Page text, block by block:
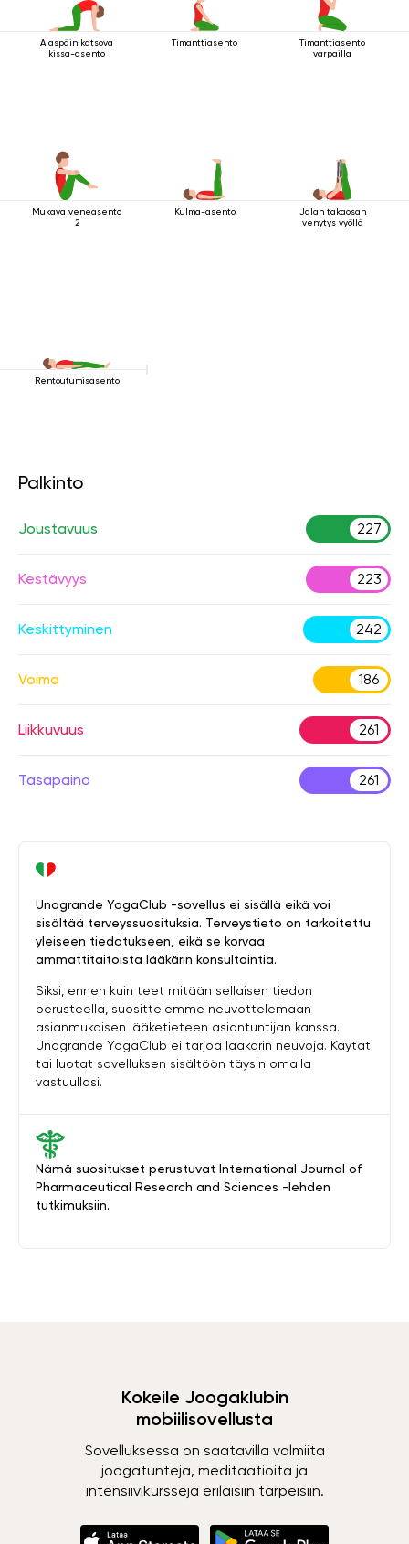
Alaspäin katsova
kissa-asento
Timanttiasento
Timanttiasento
varpailla
Mukava veneasento
2
Kulma-asento
Jalan takaosan
venytys vyöllä
Rentoutumisasento
Palkinto
Joustavuus 227
Kestävyys 223
Keskittyminen 242
Voima 186
Liikkuvuus 261
Tasapaino 261
Nämä suositukset perustuvat International Journal of
Pharmaceutical Research and Sciences -lehden
tutkimuksiin.
Unagrande YogaClub -sovellus ei sisällä eikä voi
sisältää terveyssuosituksia. Terveystieto on tarkoitettu
yleiseen tiedotukseen, eikä se korvaa
ammattitaitoista lääkärin konsultointia.
Siksi, ennen kuin teet mitään sellaisen tiedon
perusteella, suosittelemme neuvottelemaan
asianmukaisen lääketieteen asiantuntijan kanssa.
Unagrande YogaClub ei tarjoa lääkärin neuvoja. Käytät
tai luotat sovelluksen sisältöön täysin omalla
vastuullasi.
Kokeile Joogaklubin
mobiilisovellusta
Sovelluksessa on saatavilla valmiita
joogatunteja, meditaatioita ja
intensiivikursseja erilaisiin tarpeisiin.